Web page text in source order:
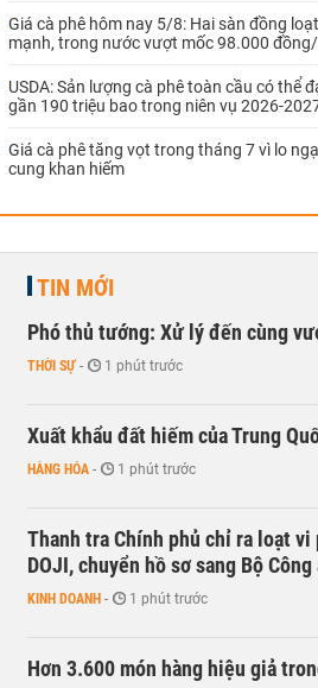
Giá cà phê hôm nay 5/8: Hai sàn đồng
mạnh, trong nước vượt mốc 98.000
USDA: Sản lượng cà phê toàn cầu có thể
gần 190 triệu bao trong niên vụ 2026-
Giá cà phê tăng vọt trong tháng 7 vì lo
cung khan hiếm
TIN MỚI
Phó thủ tướng: Xử lý đến cùng
THỜI SỰ - 1 phút trước
Xuất khẩu đất hiếm của Trung
HÀNG HÓA - 1 phút trước
Thanh tra Chính phủ chỉ ra loạt vi
DOJI, chuyển hồ sơ sang Bộ Công
KINH DOANH - 1 phút trước
Hơn 3.600 món hàng hiệu giả